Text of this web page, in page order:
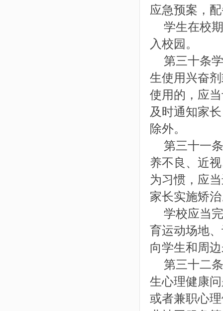
应急预案，
学生在校期
入校园。
第三十条学
生使用兴奋
使用的，应
及时通知家
除外。
第三十一条
养不良、近
为习惯，应
家长实施矫
学校应当完
育运动场地
向学生和周
第三十二条
生心理健康
或者兼职心